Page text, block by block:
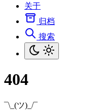
关于
归档
搜索
404
¯\_(ツ)_/¯